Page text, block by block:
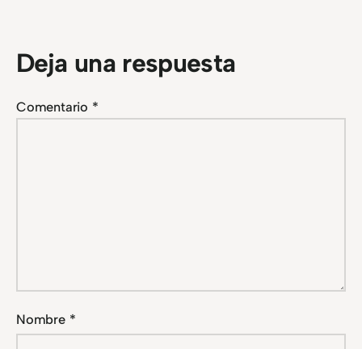
Deja una respuesta
Comentario *
Nombre *